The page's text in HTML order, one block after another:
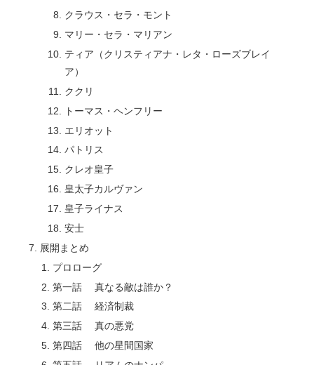
クラウス・セラ・モント
マリー・セラ・マリアン
ティア（クリスティアナ・レタ・ローズブレイ
ア）
ククリ
トーマス・ヘンフリー
エリオット
パトリス
クレオ皇子
皇太子カルヴァン
皇子ライナス
安士
展開まとめ
プロローグ
第一話 真なる敵は誰か？
第二話 経済制裁
第三話 真の悪党
第四話 他の星間国家